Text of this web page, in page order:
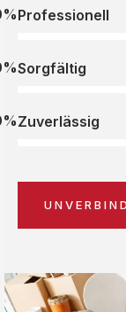
Professionell
Sorgfältig
Zuverlässig